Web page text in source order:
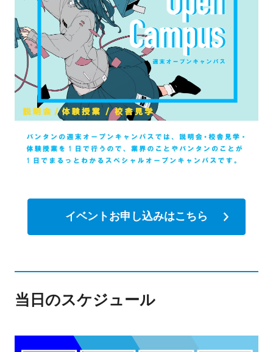
イベントお申し込みはこちら
当日のスケジュール